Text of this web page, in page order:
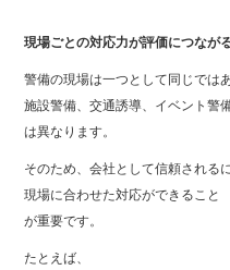
現場ごとの対応力が評価につなが
警備の現場は一つとして同じでは
施設警備、交通誘導、イベント警
は異なります。
そのため、会社として信頼されるに
現場に合わせた対応ができること
が重要です。
たとえば、